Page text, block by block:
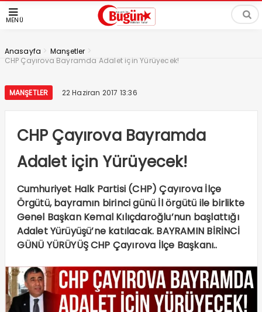
MENÜ
Anasayfa > Manşetler >
CHP Çayırova Bayramda Adalet için Yürüyecek!
MANŞETLER 22 Haziran 2017 13:36
CHP Çayırova Bayramda
Adalet için Yürüyecek!
Cumhuriyet Halk Partisi (CHP) Çayırova İlçe
Örgütü, bayramın birinci günü İl örgütü ile birlikte
Genel Başkan Kemal Kılıçdaroğlu’nun başlattığı
Adalet Yürüyüşü’ne katılacak. BAYRAMIN BİRİNCİ
GÜNÜ YÜRÜYÜŞ CHP Çayırova İlçe Başkanı..